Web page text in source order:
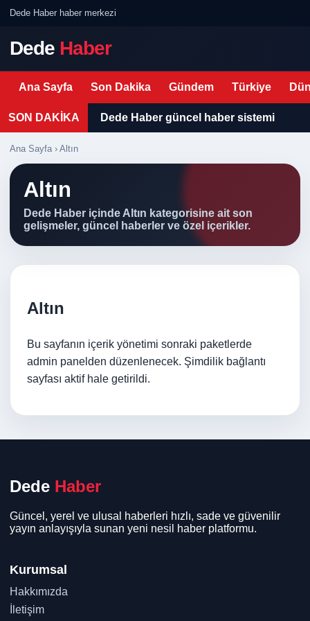
Dede Haber haber merkezi
Dede Haber
Ana Sayfa Son Dakika Gündem Türkiye
SON DAKİKA Dede Haber güncel haber sistemi
Ana Sayfa › Altın
Altın
Dede Haber içinde Altın kategorisine ait son
gelişmeler, güncel haberler ve özel içerikler.
Altın
Bu sayfanın içerik yönetimi sonraki paketlerde
admin panelden düzenlenecek. Şimdilik bağlantı
sayfası aktif hale getirildi.
Dede Haber
Güncel, yerel ve ulusal haberleri hızlı, sade ve güvenilir
yayın anlayışıyla sunan yeni nesil haber platformu.
Kurumsal
Hakkımızda
İletişim